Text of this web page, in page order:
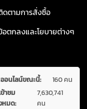
ดตามการสั่งซื้อ
อตกลงและโยบายต่างๆ
ออนไลน์ขณะนี้:
160 คน
าชม
หมด:
7,630,741
คน